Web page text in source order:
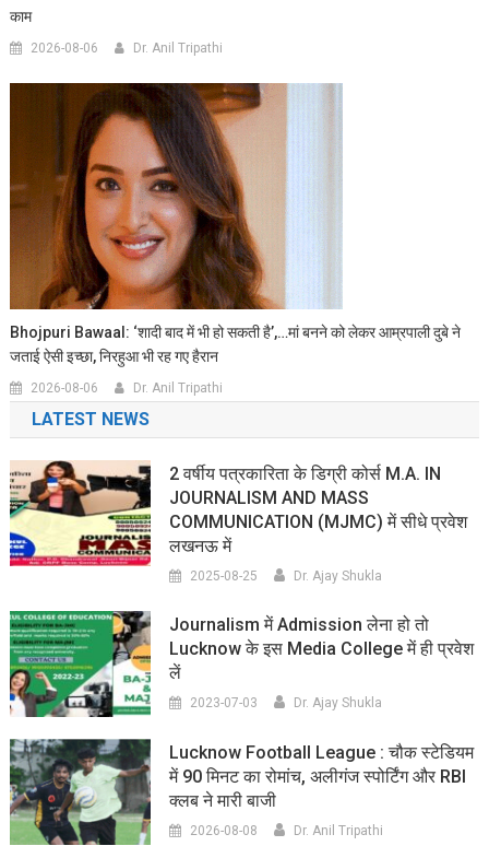
काम
2026-08-06 Dr. Anil Tripathi
Bhojpuri Bawaal: ‘शादी बाद में भी हो सकती है’,…मां बनने को लेकर आम्रपाली दुबे ने
जताई ऐसी इच्छा, निरहुआ भी रह गए हैरान
2026-08-06 Dr. Anil Tripathi
LATEST NEWS
2 वर्षीय पत्रकारिता के डिग्री कोर्स M.A. IN
JOURNALISM AND MASS
COMMUNICATION (MJMC) में सीधे प्रवेश
लखनऊ में
2025-08-25 Dr. Ajay Shukla
Journalism में Admission लेना हो तो
Lucknow के इस Media College में ही प्रवेश
लें
2023-07-03 Dr. Ajay Shukla
Lucknow Football League : चौक स्टेडियम
में 90 मिनट का रोमांच, अलीगंज स्पोर्टिंग और RBI
क्लब ने मारी बाजी
2026-08-08 Dr. Anil Tripathi